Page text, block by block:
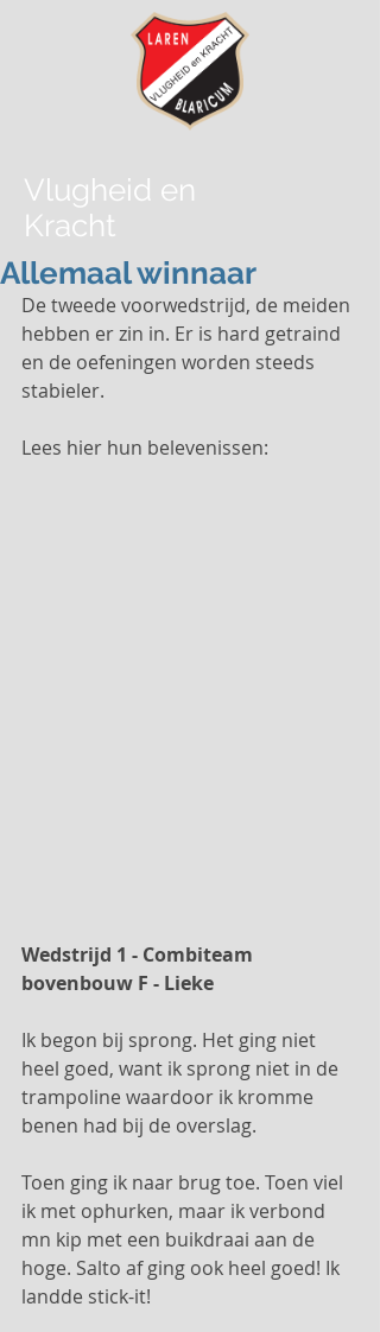
Vlugheid en
Kracht
Allemaal winnaar
De tweede voorwedstrijd, de meiden
hebben er zin in. Er is hard getraind
en de oefeningen worden steeds
stabieler.
Lees hier hun belevenissen:
Wedstrijd 1 - Combiteam
bovenbouw F - Lieke
Ik begon bij sprong. Het ging niet
heel goed, want ik sprong niet in de
trampoline waardoor ik kromme
benen had bij de overslag.
Toen ging ik naar brug toe. Toen viel
ik met ophurken, maar ik verbond
mn kip met een buikdraai aan de
hoge. Salto af ging ook heel goed! Ik
landde stick-it!